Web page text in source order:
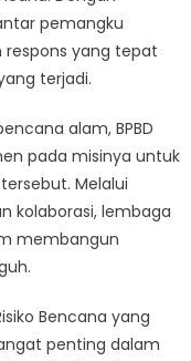
pemangku
respons yang tepat
terjadi.
alam, BPBD
pada misinya untuk
Melalui
kolaborasi, lembaga
membangun
Bencana yang
penting dalam